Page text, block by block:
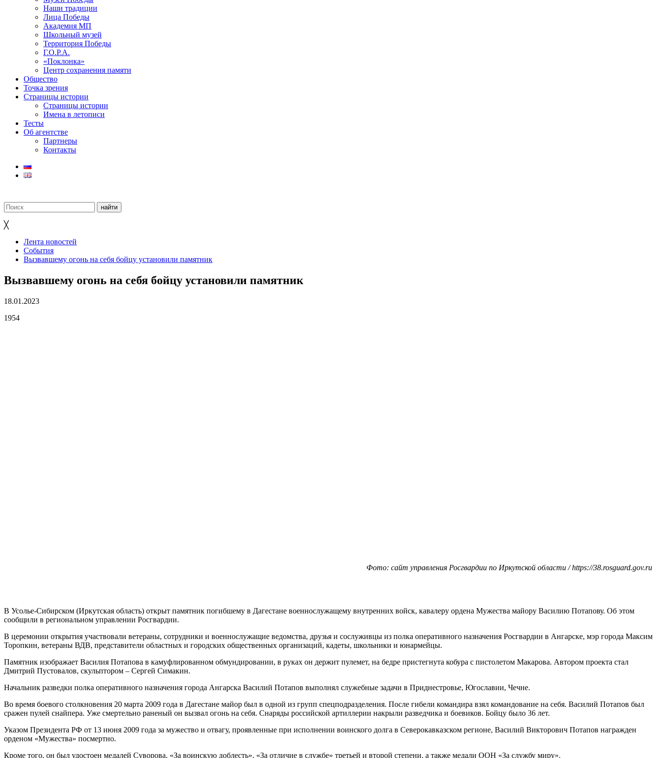
Наши традиции
Лица Победы
Академия МП
Школьный музей
Территория Победы
Г.О.Р.А.
«Поклонка»
Центр сохранения памяти
Общество
Точка зрения
Страницы истории
Страницы истории
Имена в летописи
Тесты
Об агентстве
Партнеры
Контакты
╳
Лента новостей
События
Вызвавшему огонь на себя бойцу установили памятник
Вызвавшему огонь на себя бойцу установили памятник
18.01.2023
1954
Фото: сайт управления Росгвардии по Иркутской области / https://38.rosguard.gov.ru
В Усолье-Сибирском (Иркутская область) открыт памятник погибшему в Дагестане военнослужащему внутренних войск, кавалеру ордена Мужества майору Василию Потапову. Об этом
сообщили в региональном управлении Росгвардии.
В церемонии открытия участвовали ветераны, сотрудники и военнослужащие ведомства, друзья и сослуживцы из полка оперативного назначения Росгвардии в Ангарске, мэр города Максим
Торопкин, ветераны ВДВ, представители областных и городских общественных организаций, кадеты, школьники и юнармейцы.
Памятник изображает Василия Потапова в камуфлированном обмундировании, в руках он держит пулемет, на бедре пристегнута кобура с пистолетом Макарова. Автором проекта стал
Дмитрий Пустовалов, скульптором – Сергей Симакин.
Начальник разведки полка оперативного назначения города Ангарска Василий Потапов выполнял служебные задачи в Приднестровье, Югославии, Чечне.
Во время боевого столкновения 20 марта 2009 года в Дагестане майор был в одной из групп спецподразделения. После гибели командира взял командование на себя. Василий Потапов был
сражен пулей снайпера. Уже смертельно раненый он вызвал огонь на себя. Снаряды российской артиллерии накрыли разведчика и боевиков. Бойцу было 36 лет.
Указом Президента РФ от 13 июня 2009 года за мужество и отвагу, проявленные при исполнении воинского долга в Северокавказском регионе, Василий Викторович Потапов награжден
орденом «Мужества» посмертно.
Кроме того, он был удостоен медалей Суворова, «За воинскую доблесть», «За отличие в службе» третьей и второй степени, а также медали ООН «За службу миру».